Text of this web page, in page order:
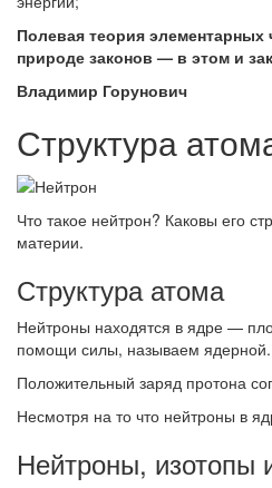
Полевая теория
природе законов — в этом и
Владимир Горунович
Структура
Что такое нейтрон? Каковы его
материи.
Структура атома
Нейтроны находятся в ядре —
помощи силы, называем
Положительный заряд протона
Несмотря на то что нейтроны в
Нейтроны, изотопы